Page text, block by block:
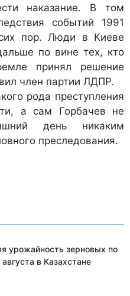
наказание. В том
событий 1991
пор. Люди в Киеве
по вине тех, кто
принял решение
член партии ЛДПР.
рода преступления
а сам Горбачев не
день никаким
преследования.
урожайность зерновых по
в Казахстане